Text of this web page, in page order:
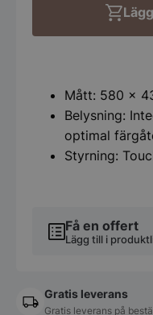
och
Få en offert
Lägg till i
Mått: 580 x
Belysning:
optimal
Styrning:
Gratis leverans
Gratis leverans på